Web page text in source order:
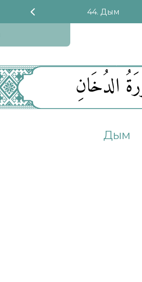
44. Дым
الدُخَانِ
Дым